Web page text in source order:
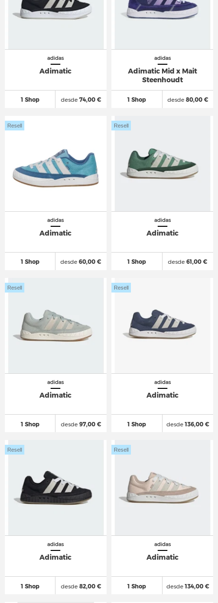
adidas
Adimatic
1 Shop desde74,00 €
adidas
Adimatic Mid x Mait
Steenhoudt
1 Shop desde80,00 €
adidas
Adimatic
1 Shop
Resell
desde 60,00 €
adidas
Adimatic
1 Shop
Resell
desde 61,00 €
adidas
Adimatic
1 Shop
Resell
desde97,00 €
adidas
Adimatic
1 Shop
Resell
desde136,00 €
adidas
Adimatic
1 Shop
Resell
desde82,00 €
adidas
Adimatic
1 Shop
Resell
desde134,00 €